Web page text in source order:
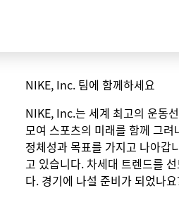
NIKE, Inc. 팀에 함께하세요
NIKE, Inc.는 세계 최고의 운동
모여 스포츠의 미래를 함께 그
정체성과 목표를 가지고 나아갑
고 있습니다. 차세대 트렌드를
다. 경기에 나설 준비가 되었나요